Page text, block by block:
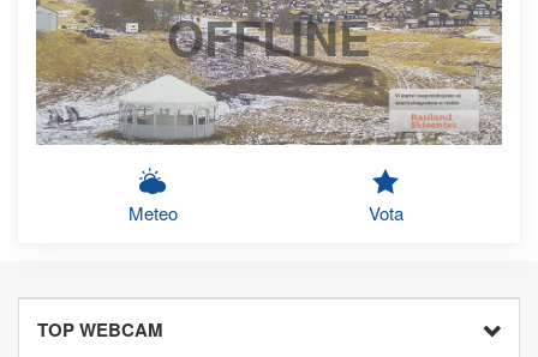
OFFLINE
Meteo Vota
TOP WEBCAM